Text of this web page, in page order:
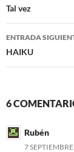
de
entradas
Tal vez
ENTRADA
HAIKU
6
Rubén
7